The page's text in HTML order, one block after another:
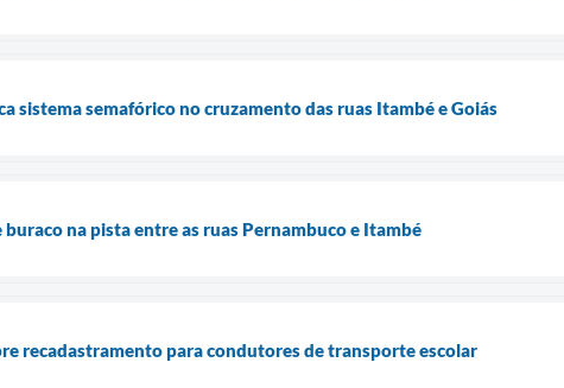
sistema semafórico no cruzamento das ruas Itambé e Goiás
na pista entre as ruas Pernambuco e Itambé
recadastramento para condutores de transporte escolar